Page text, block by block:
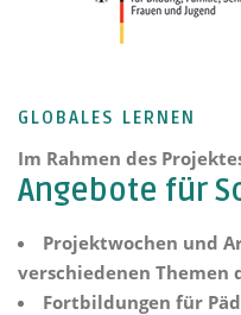
GLOBALES LERNEN
Im Rahmen des
Angebote für
Projektwochen und
verschiedenen Themen
Fortbildungen für